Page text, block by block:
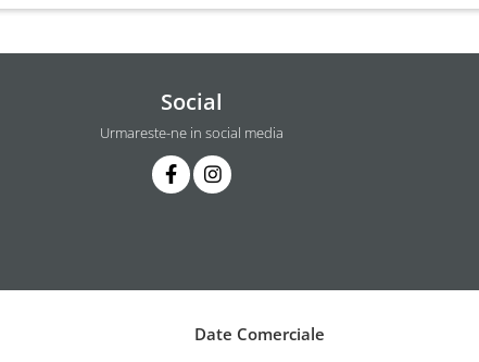
Social
Urmareste-ne in social media
Date Comerciale